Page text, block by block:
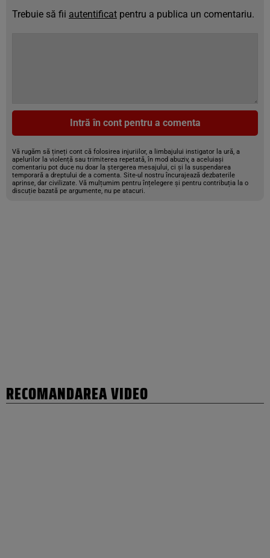
Trebuie să fii autentificat pentru a publica un comentariu.
Intră în cont pentru a comenta
Vă rugăm să țineți cont că folosirea injuriilor, a limbajului instigator la ură, a
apelurilor la violență sau trimiterea repetată, în mod abuziv, a aceluiași
comentariu pot duce nu doar la ștergerea mesajului, ci și la suspendarea
temporară a dreptului de a comenta. Site-ul nostru încurajează dezbaterile
aprinse, dar civilizate. Vă mulțumim pentru înțelegere și pentru contribuția la o
discuție bazată pe argumente, nu pe atacuri.
RECOMANDAREA VIDEO